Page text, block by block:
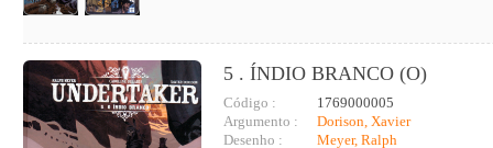
5 . ÍNDIO BRANCO (O)
Código :
1769000005
Argumento :
Dorison, Xavier
Desenho :
Meyer, Ralph